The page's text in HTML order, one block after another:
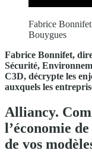
Fabrice
Bouygues
Fabrice Bonnifet,
Sécurité,
C3D, décrypte les
auxquels les
Alliancy.
l’économie
de vos